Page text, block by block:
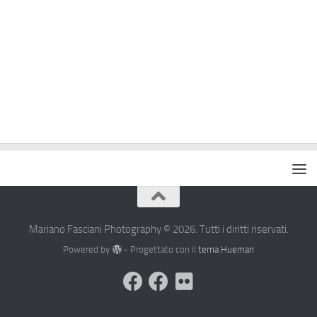
Mariano Fasciani Photography © 2026. Tutti i diritti riservati.
Powered by - Progettato con il tema Hueman